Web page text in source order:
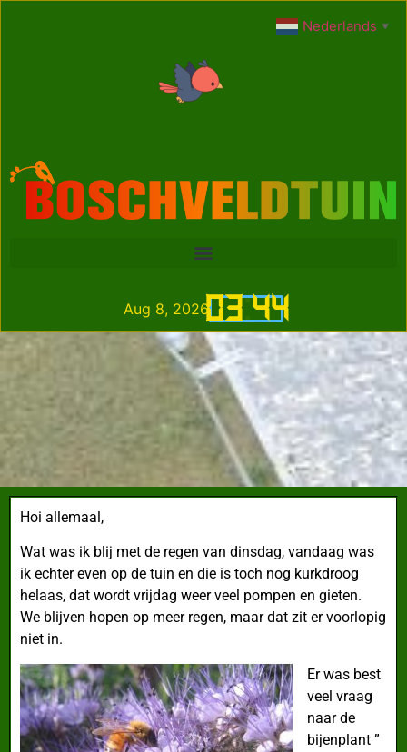
03:44
Aug 8, 2026
Hoi allemaal,
Wat was ik blij met de regen van dinsdag, vandaag was
ik echter even op de tuin en die is toch nog kurkdroog
helaas, dat wordt vrijdag weer veel pompen en gieten.
We blijven hopen op meer regen, maar dat zit er voorlopig
niet in.
Er was best
veel vraag
naar de
bijenplant ”
Nederlands ▼